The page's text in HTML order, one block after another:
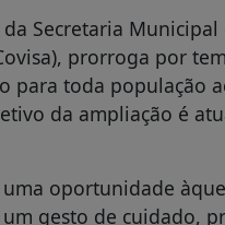
Secretaria Municipal
prorroga por
para toda população
da ampliação é
uma oportunidade
um gesto de cuidado,